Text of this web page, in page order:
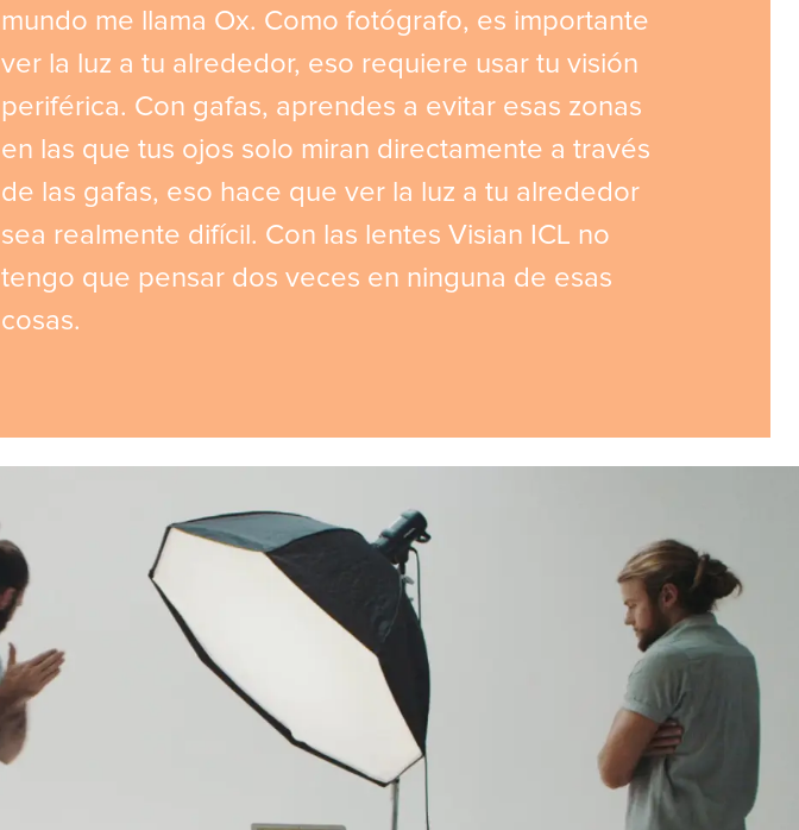
mundo me llama Ox. Como fotógrafo, es importante
ver la luz a tu alrededor, eso requiere usar tu visión
periférica. Con gafas, aprendes a evitar esas zonas
en las que tus ojos solo miran directamente a través
de las gafas, eso hace que ver la luz a tu alrededor
sea realmente difícil. Con las lentes Visian ICL no
tengo que pensar dos veces en ninguna de esas
cosas.